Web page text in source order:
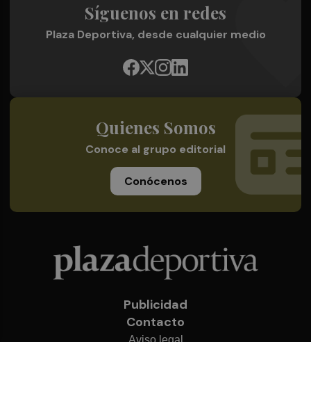
Síguenos en redes
Plaza Deportiva, desde cualquier medio
Quienes Somos
Conoce al grupo editorial
Conócenos
Publicidad
Contacto
Aviso legal